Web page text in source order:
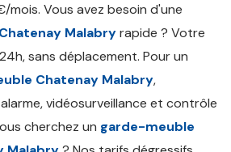
Vous avez besoin d'une
Malabryrapide ? Votre
sans déplacement. Pour un
Chatenay Malabry,
vidéosurveillance et contrôle
cherchez un garde-meuble